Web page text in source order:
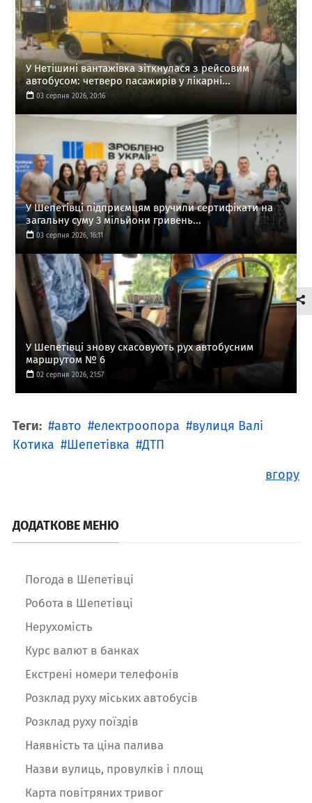
У Нетішині вантажівка зіткнулася з рейсовим
автобусом: четверо пасажирів у лікарні...
03 серпня 2026, 20:16
У Шепетівці підприємцям вручили сертифікати на
загальну суму 3 мільйони гривень...
03 серпня 2026, 16:11
У Шепетівці знову скасовують рух автобусним
маршрутом № 6
02 серпня 2026, 21:57
Теги: авто електроопора
вулиця Валі
Котика
Шепетівка
ДТП
вгору
ДОДАТКОВЕ МЕНЮ
Погода в Шепетівці
Робота в Шепетівці
Нерухомість
Курс валют в банках
Екстрені номери телефонів
Розклад руху міських автобусів
Розклад руху поїздів
Наявність та ціна палива
Назви вулиць, провулків і площ
Карта повітряних тривог